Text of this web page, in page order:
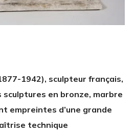
1942), sculpteur français,
sculptures en bronze, marbre
empreintes d’une grande
technique